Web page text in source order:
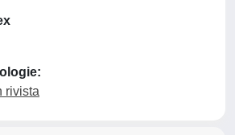
rivista